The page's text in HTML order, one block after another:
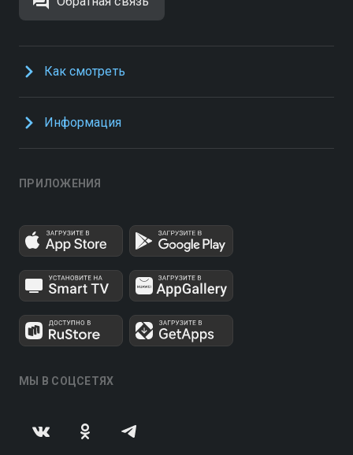
Как смотреть
Информация
ПРИЛОЖЕНИЯ
МЫ В СОЦСЕТЯХ